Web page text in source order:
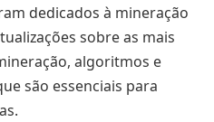
dedicados à mineração
sobre as mais
algoritmos e
são essenciais para